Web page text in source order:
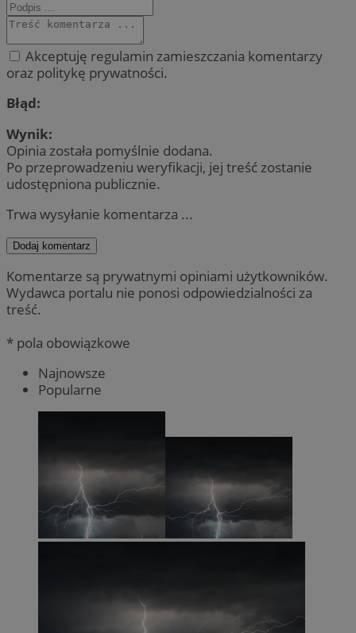
Akceptuję regulamin zamieszczania komentarzy
oraz politykę prywatności.
Błąd:
Wynik:
Opinia została pomyślnie dodana.
Po przeprowadzeniu weryfikacji, jej treść zostanie
udostępniona publicznie.
Trwa wysyłanie komentarza ...
Dodaj komentarz
Komentarze są prywatnymi opiniami użytkowników.
Wydawca portalu nie ponosi odpowiedzialności za
treść.
* pola obowiązkowe
Najnowsze
Popularne